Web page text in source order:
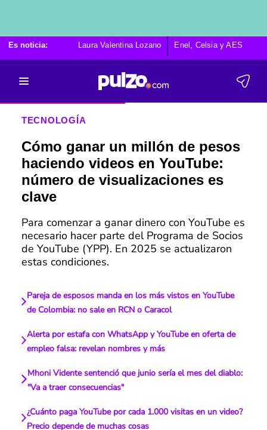
Es noticia: Laura Valentina Lozano Enel, Celsia y AES
TECNOLOGÍA
Cómo ganar un millón de pesos
haciendo videos en YouTube:
número de visualizaciones es
clave
Para comenzar a ganar dinero con YouTube es
necesario hacer parte del Programa de Socios
de YouTube (YPP). En 2025 se actualizaron
estas condiciones.
Pareja de esposos manda en los más vistos en YouTube
de Colombia: no sale en RCN o Caracol
Alerta por estafa con WhatsApp y YouTube en oferta de
empleo falsa: revelan nombres y más
Mhoni Vidente sentenció que junio sería el mes del diablo:
"Va a traer consecuencias"
¿Cuánto paga YouTube por cada 1.000 visitas en un video?
Precio depende de muchas cosas